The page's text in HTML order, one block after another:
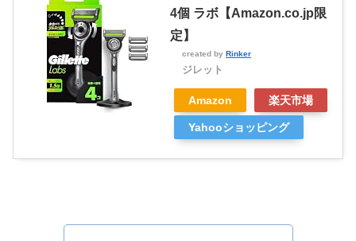
4個 ラボ【Amazon.co.jp限
定】
created by Rinker
ジレット
Amazon 楽天市場
Yahooショッピング